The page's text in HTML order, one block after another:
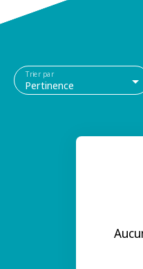
Pertinence
Trier par